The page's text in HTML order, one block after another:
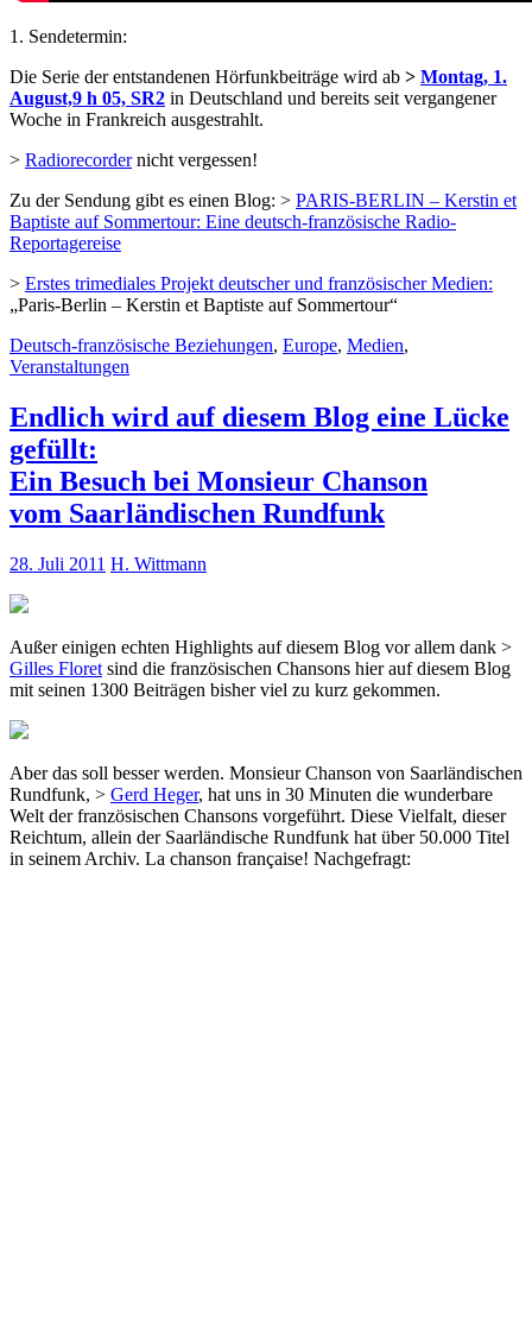
1. Sendetermin:
Die Serie der entstandenen Hörfunkbeiträge wird ab > Montag, 1.
August,9 h 05, SR2 in Deutschland und bereits seit vergangener
Woche in Frankreich ausgestrahlt.
> Radiorecordernicht vergessen!
Zu der Sendung gibt es einen Blog: > PARIS-BERLIN – Kerstin et
Baptiste auf Sommertour: Eine deutsch-französische Radio-
Reportagereise
> Erstes trimediales Projekt deutscher und französischer Medien:
„Paris-Berlin – Kerstin et Baptiste auf Sommertour“
Deutsch-französische Beziehungen, Europe, Medien,
Veranstaltungen
Endlich wird auf diesem Blog eine Lücke
gefüllt:
Ein Besuch bei Monsieur Chanson
vom Saarländischen Rundfunk
28. Juli 2011 H. Wittmann
Außer einigen echten Highlights auf diesem Blog vor allem dank >
Gilles Floret sind die französischen Chansons hier auf diesem Blog
mit seinen 1300 Beiträgen bisher viel zu kurz gekommen.
Aber das soll besser werden. Monsieur Chanson von Saarländischen
Rundfunk, > Gerd Heger, hat uns in 30 Minuten die wunderbare
Welt der französischen Chansons vorgeführt. Diese Vielfalt, dieser
Reichtum, allein der Saarländische Rundfunk hat über 50.000 Titel
in seinem Archiv. La chanson française! Nachgefragt: